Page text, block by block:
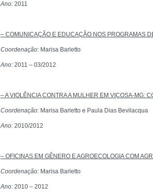
Ano: 2011
– COMUNICAÇÃO E EDUCAÇÃO NOS PROGRAMAS
Coordenação: Marisa Barletto
Ano: 2011 – 03/2012
– A VIOLÊNCIA CONTRA A MULHER EM VIÇOSA-MG:
Coordenação: Marisa Barletto e Paula Dias Bevilacqua
Ano: 2010/2012
– OFICINAS EM GÊNERO E AGROECOLOGIA COM
Coordenação: Marisa Barletto
Ano: 2010 – 2012